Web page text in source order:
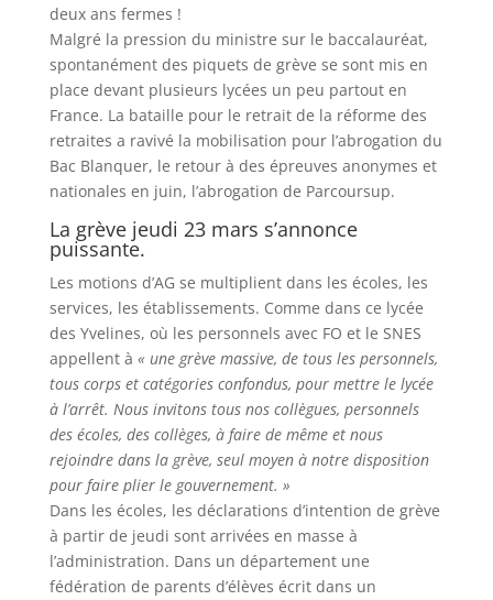
deux ans fermes !
Malgré la pression du ministre sur le baccalauréat,
spontanément des piquets de grève se sont mis en
place devant plusieurs lycées un peu partout en
France. La bataille pour le retrait de la réforme des
retraites a ravivé la mobilisation pour l’abrogation du
Bac Blanquer, le retour à des épreuves anonymes et
nationales en juin, l’abrogation de Parcoursup.
La grève jeudi 23 mars s’annonce
puissante.
Les motions d’AG se multiplient dans les écoles, les
services, les établissements. Comme dans ce lycée
des Yvelines, où les personnels avec FO et le SNES
appellent à « une grève massive, de tous les personnels,
tous corps et catégories confondus, pour mettre le lycée
à l’arrêt. Nous invitons tous nos collègues, personnels
des écoles, des collèges, à faire de même et nous
rejoindre dans la grève, seul moyen à notre disposition
pour faire plier le gouvernement. »
Dans les écoles, les déclarations d’intention de grève
à partir de jeudi sont arrivées en masse à
l’administration. Dans un département une
fédération de parents d’élèves écrit dans un